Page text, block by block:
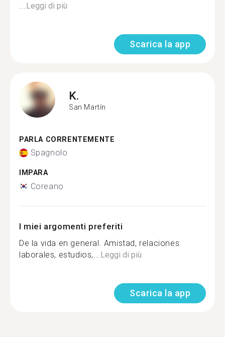
Leggi di più
Scarica la app
K.
San Martín
PARLA CORRENTEMENTE
Spagnolo
IMPARA
Coreano
I miei argomenti preferiti
De la vida en general. Amistad, relaciones
laborales, estudios,... Leggi di più
Scarica la app